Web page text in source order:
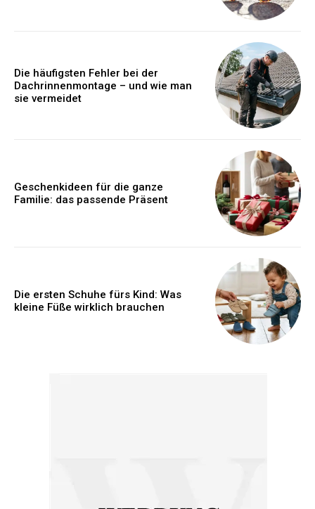
Die häufigsten Fehler bei der
Dachrinnenmontage – und wie man
sie vermeidet
Geschenkideen für die ganze
Familie: das passende Präsent
Die ersten Schuhe fürs Kind: Was
kleine Füße wirklich brauchen